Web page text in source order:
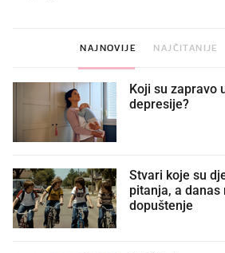
NAJNOVIJE NAJČITANIJE
Koji su zapravo
depresije?
Stvari koje su
pitanja, a
dopuštenje